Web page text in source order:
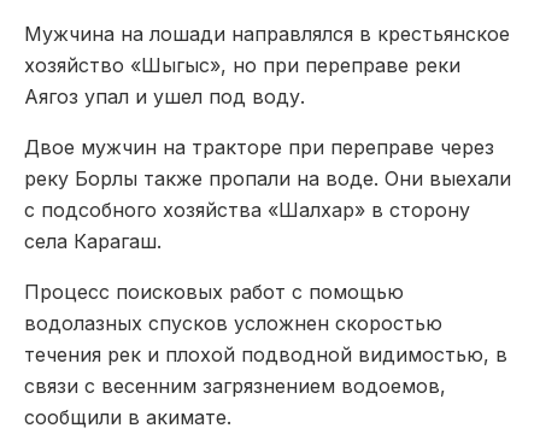
Мужчина на лошади направлялся в крестьянское
хозяйство «Шыгыс», но при переправе реки
Аягоз упал и ушел под воду.
Двое мужчин на тракторе при переправе через
реку Борлы также пропали на воде. Они выехали
с подсобного хозяйства «Шалхар» в сторону
села Карагаш.
Процесс поисковых работ с помощью
водолазных спусков усложнен скоростью
течения рек и плохой подводной видимостью, в
связи с весенним загрязнением водоемов,
сообщили в акимате.